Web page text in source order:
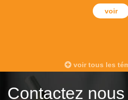
voir
voir tous les
Contactez nous